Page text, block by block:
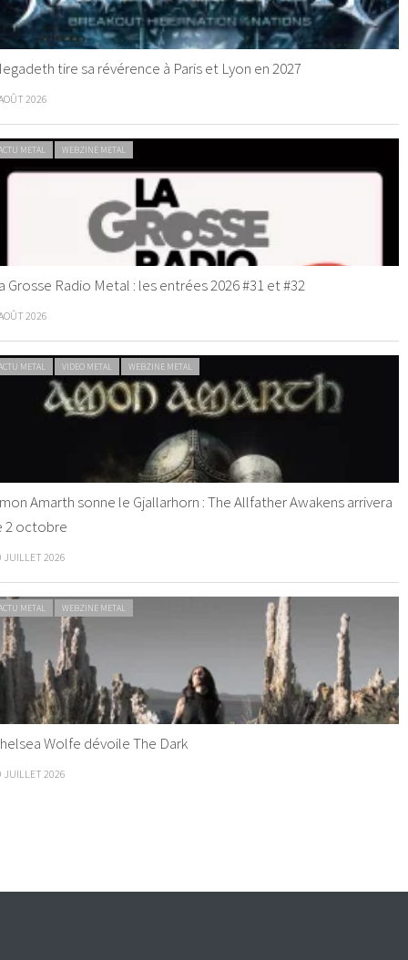
tire sa révérence à Paris et Lyon en 2027
2026
METAL WEBZINE METAL
Grosse Radio Metal : les entrées 2026 #31 et #32
2026
METAL VIDEO METAL WEBZINE METAL
Amarth sonne le Gjallarhorn : The Allfather Awakens arrivera
2 octobre
JUILLET 2026
METAL WEBZINE METAL
Wolfe dévoile The Dark
JUILLET 2026